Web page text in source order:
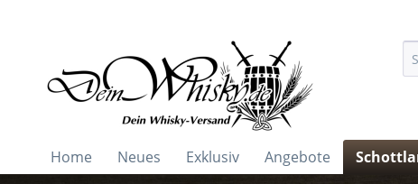
Home Neues Exklusiv Angebote